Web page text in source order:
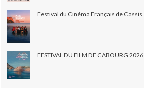
Festival du Cinéma Français de Cassis
FESTIVAL DU FILM DE CABOURG 2026